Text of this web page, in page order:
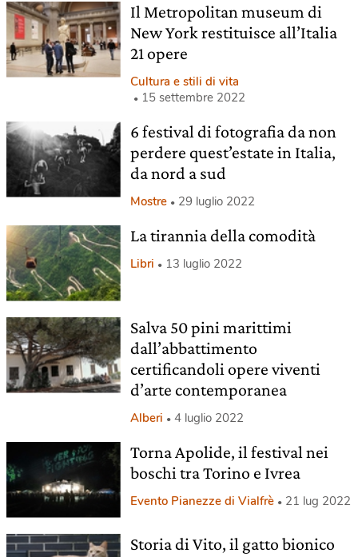
Il Metropolitan museum di
New York restituisce all’Italia
21 opere
Cultura e stili di vita
15 settembre 2022
6 festival di fotografia da non
perdere quest’estate in Italia,
da nord a sud
Mostre 29 luglio 2022
La tirannia della comodità
Libri 13 luglio 2022
Salva 50 pini marittimi
dall’abbattimento
certificandoli opere viventi
d’arte contemporanea
Alberi 4 luglio 2022
Torna Apolide, il festival nei
boschi tra Torino e Ivrea
Evento Pianezze di Vialfrè 21 lug 2022
Storia di Vito, il gatto bionico